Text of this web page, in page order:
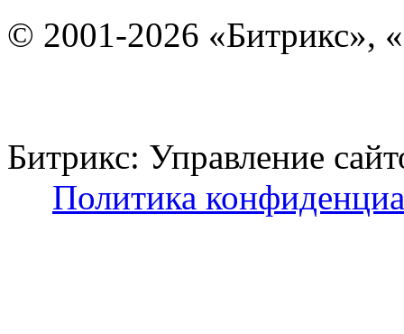
© 2001-2026 «Битрикс»,
Битрикс: Управление
Политика